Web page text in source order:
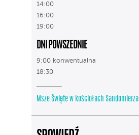
14:00
16:00
19:00
DNI POWSZEDNIE
9:00 konwentualna
18:30
Msze Święte w kościołach Sandomierza